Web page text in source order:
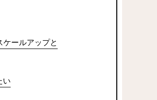
ールアップと
い